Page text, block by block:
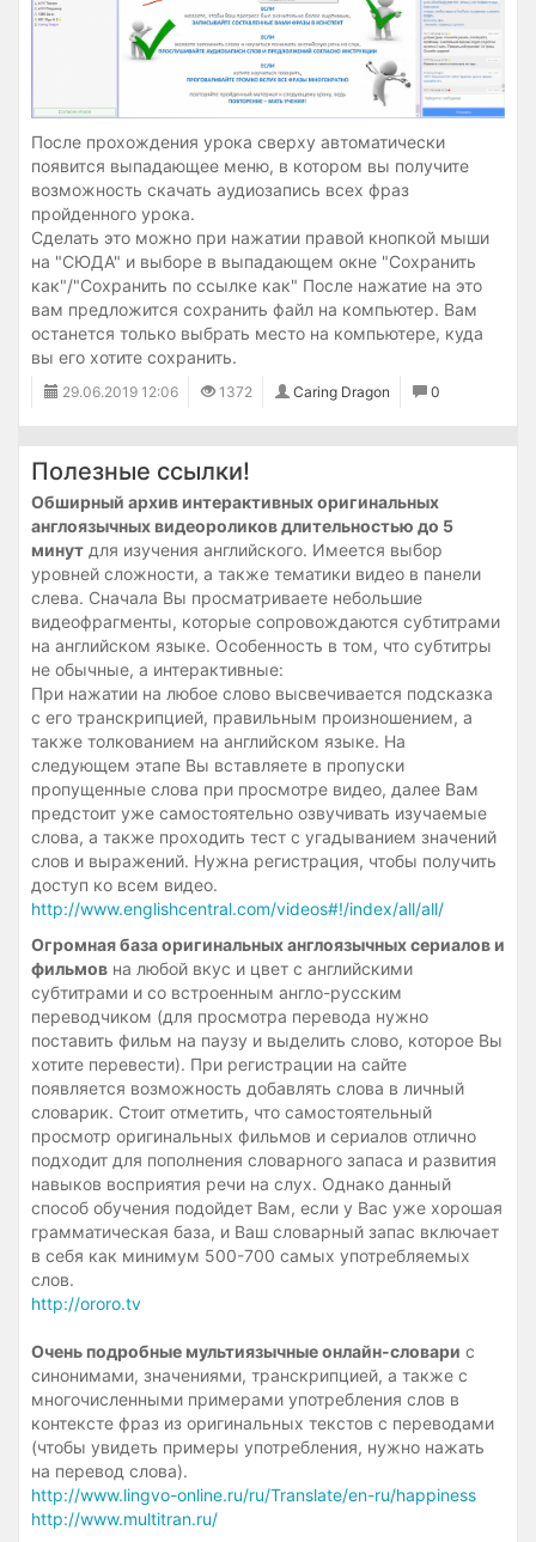
После прохождения урока сверху автоматически
появится выпадающее меню, в котором вы получите
возможность скачать аудиозапись всех фраз
пройденного урока.
Сделать это можно при нажатии правой кнопкой мыши
на "СЮДА" и выборе в выпадающем окне "Сохранить
как"/"Сохранить по ссылке как" После нажатие на это
вам предложится сохранить файл на компьютер. Вам
останется только выбрать место на компьютере, куда
вы его хотите сохранить.
29.06.2019 12:06 1372 Caring Dragon 0
Полезные ссылки!
Обширный архив интерактивных оригинальных
англоязычных видеороликов длительностью до 5
минут для изучения английского. Имеется выбор
уровней сложности, а также тематики видео в панели
слева. Сначала Вы просматриваете небольшие
видеофрагменты, которые сопровождаются субтитрами
на английском языке. Особенность в том, что субтитры
не обычные, а интерактивные:
При нажатии на любое слово высвечивается подсказка
с его транскрипцией, правильным произношением, а
также толкованием на английском языке. На
следующем этапе Вы вставляете в пропуски
пропущенные слова при просмотре видео, далее Вам
предстоит уже самостоятельно озвучивать изучаемые
слова, а также проходить тест с угадыванием значений
слов и выражений. Нужна регистрация, чтобы получить
доступ ко всем видео.
http://www.englishcentral.com/videos#!/index/all/all/
Огромная база оригинальных англоязычных сериалов и
фильмов на любой вкус и цвет с английскими
субтитрами и со встроенным англо-русским
переводчиком (для просмотра перевода нужно
поставить фильм на паузу и выделить слово, которое Вы
хотите перевести). При регистрации на сайте
появляется возможность добавлять слова в личный
словарик. Стоит отметить, что самостоятельный
просмотр оригинальных фильмов и сериалов отлично
подходит для пополнения словарного запаса и развития
навыков восприятия речи на слух. Однако данный
способ обучения подойдет Вам, если у Вас уже хорошая
грамматическая база, и Ваш словарный запас включает
в себя как минимум 500-700 самых употребляемых
слов.
http://ororo.tv
Очень подробные мультиязычные онлайн-словари с
синонимами, значениями, транскрипцией, а также с
многочисленными примерами употребления слов в
контексте фраз из оригинальных текстов с переводами
(чтобы увидеть примеры употребления, нужно нажать
на перевод слова).
http://www.lingvo-online.ru/ru/Translate/en-ru/happiness
http://www.multitran.ru/